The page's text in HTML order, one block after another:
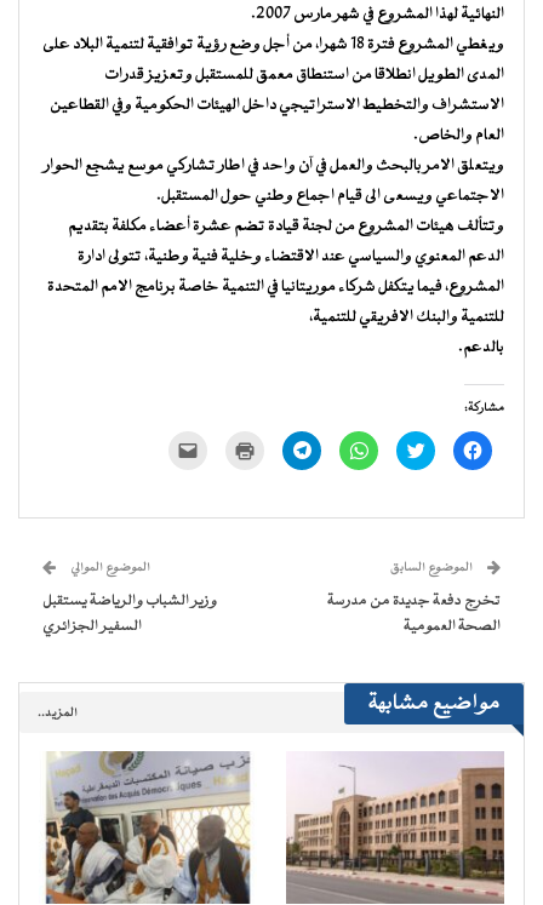
النهائية لهذا المشروع في شهر مارس 2007.
ويغطي المشروع فترة 18 شهرا، من أجل وضع رؤية توافقية لتنمية البلاد على
المدى الطويل انطلاقا من استنطاق معمق للمستقبل وتعزيز قدرات
الاستشراف والتخطيط الاستراتيجي داخل الهيئات الحكومية وفي القطاعين
العام والخاص.
ويتعلق الامر بالبحث والعمل في آن واحد في اطار تشاركي موسع يشجع الحوار
الاجتماعي ويسعى الى قيام اجماع وطني حول المستقبل.
وتتألف هيئات المشروع من لجنة قيادة تضم عشرة أعضاء مكلفة بتقديم
الدعم المعنوي والسياسي عند الاقتضاء وخلية فنية وطنية، تتولى ادارة
المشروع، فيما يتكفل شركاء موريتانيا في التنمية خاصة برنامج الامم المتحدة
للتنمية والبنك الافريقي للتنمية،
بالدعم.
مشاركة:
انقر
للمشاركة
في
اضغط
للمشاركة
في
انقر
للمشاركة
في
انقر
للمشاركة
في
للطباعة
جديدة) الإلكتروني
نافذة
جديدة)
الموضوع السابق
تخرج دفعة جديدة من مدرسة
الصحة العمومية
الموضوع الموالي
وزير الشباب والرياضة يستقبل
السفير الجزائري
مواضيع مشابهة المزيد..